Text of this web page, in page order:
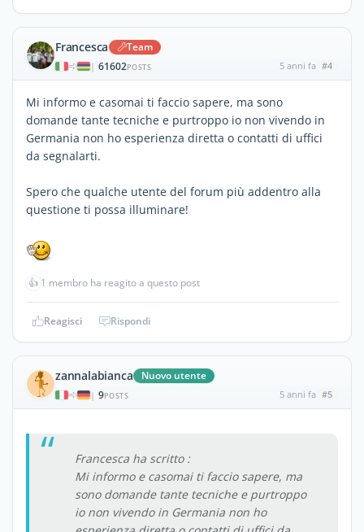
Francesca Team
| 61602POSTS 5 anni fa #4
Mi informo e casomai ti faccio sapere, ma sono
domande tante tecniche e purtroppo io non vivendo in
Germania non ho esperienza diretta o contatti di uffici
da segnalarti.
Spero che qualche utente del forum più addentro alla
questione ti possa illuminare!
👍 1 membro ha reagito a questo post
Reagisci Rispondi
zannalabianca Nuovo utente
| 9POSTS 5 anni fa #5
Francesca ha scritto :
Mi informo e casomai ti faccio sapere, ma
sono domande tante tecniche e purtroppo
io non vivendo in Germania non ho